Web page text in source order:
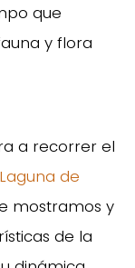
que
y flora
a recorrer el
de
mostramos y
de la